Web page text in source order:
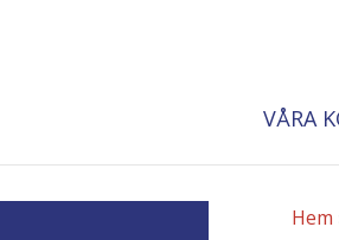
VÅRA
Hem